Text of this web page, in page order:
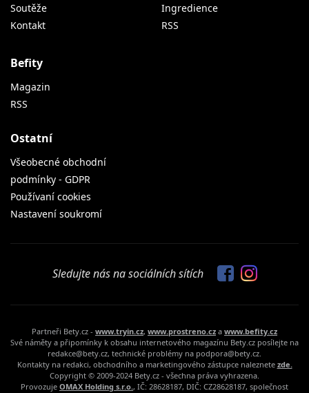
Soutěže
Kontakt
Ingredience
RSS
Befity
Magazin
RSS
Ostatní
Všeobecné obchodní
podmínky - GDPR
Používaní cookies
Nastavení soukromí
Sledujte nás na sociálních sítích
Partneři Bety.cz - www.tryin.cz, www.prostreno.cz a www.befity.cz
Své náměty a připomínky k obsahu internetového magazínu Bety.cz posílejte na
redakce@bety.cz, technické problémy na podpora@bety.cz.
Kontakty na redakci, obchodního a marketingového zástupce naleznete zde.
Copyright © 2009-2024 Bety.cz - všechna práva vyhrazena.
Provozuje OMAX Holding s.r.o., IČ: 28628187, DIČ: CZ28628187, společnost